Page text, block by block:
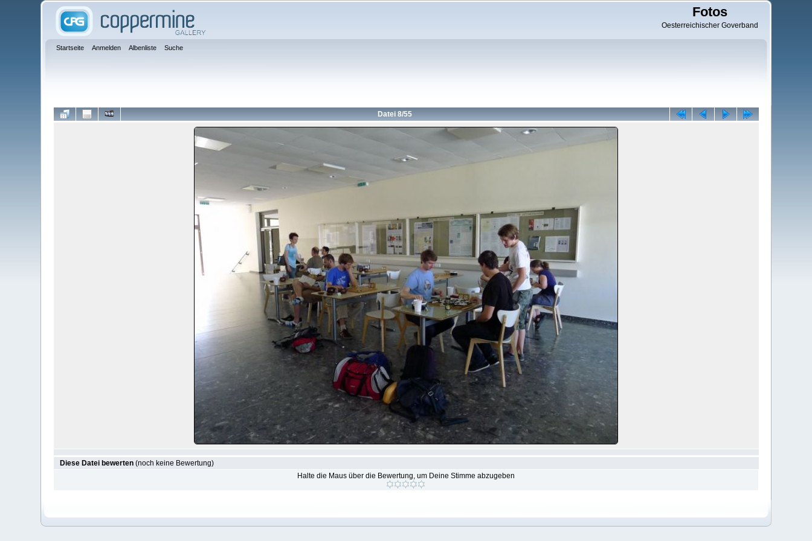
Fotos
Oesterreichischer Goverband
Startseite Anmelden Albenliste Suche
Datei 8/55
Diese Datei bewerten(noch keine Bewertung)
Halte die Maus über die Bewertung, um Deine Stimme abzugeben